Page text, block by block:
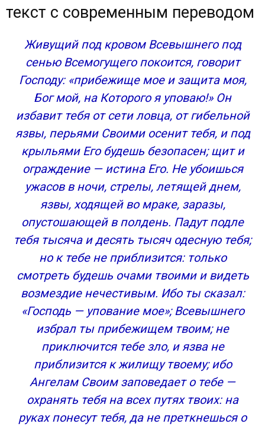
По каким случаям прибегают к чтению псалма
текст с современным переводом
Живущий под кровом Всевышнего под
сенью Всемогущего покоится, говорит
Господу: «прибежище мое и защита моя,
Бог мой, на Которого я уповаю!» Он
избавит тебя от сети ловца, от гибельной
язвы, перьями Своими осенит тебя, и под
крыльями Его будешь безопасен; щит и
ограждение — истина Его. Не убоишься
ужасов в ночи, стрелы, летящей днем,
язвы, ходящей во мраке, заразы,
опустошающей в полдень. Падут подле
тебя тысяча и десять тысяч одесную тебя;
но к тебе не приблизится: только
смотреть будешь очами твоими и видеть
возмездие нечестивым. Ибо ты сказал:
«Господь — упование мое»; Всевышнего
избрал ты прибежищем твоим; не
приключится тебе зло, и язва не
приблизится к жилищу твоему; ибо
Ангелам Своим заповедает о тебе —
охранять тебя на всех путях твоих: на
руках понесут тебя, да не преткнешься о